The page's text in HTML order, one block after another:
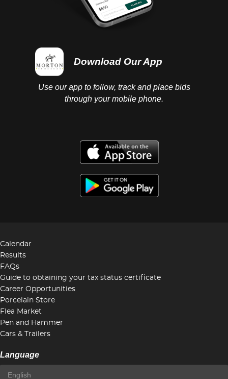
Download Our App
Use our app to follow, track and place bids
through your mobile phone.
Calendar
Results
FAQs
Guide to obtaining your tax status certificate
Career Opportunities
Porcelain Store
Flea Market
Pen and Hammer
Cars & Trailers
Language